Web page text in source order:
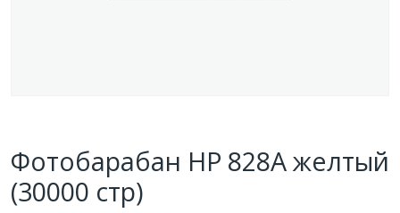
Фотобарабан HP 828A желтый
(30000 стр)